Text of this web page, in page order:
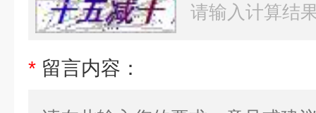
* 留言内容：